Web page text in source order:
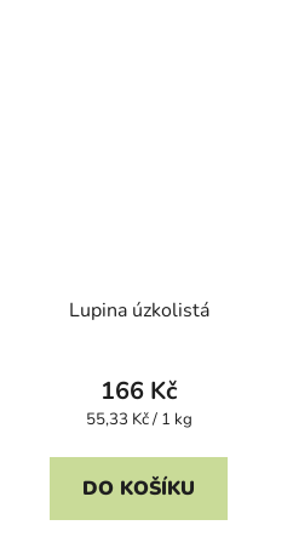
Lupina úzkolistá
166 Kč
Měrná
55,33 Kč / 1 kg
DO KOŠÍKU